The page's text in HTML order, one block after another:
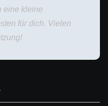
eine kleine
für dich. Vielen